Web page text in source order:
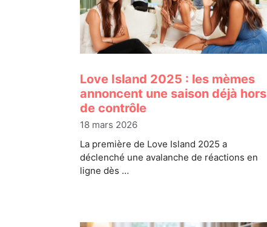
Love Island 2025 : les mèmes
annoncent une saison déjà hors
de contrôle
18 mars 2026
La première de Love Island 2025 a
déclenché une avalanche de réactions en
ligne dès …